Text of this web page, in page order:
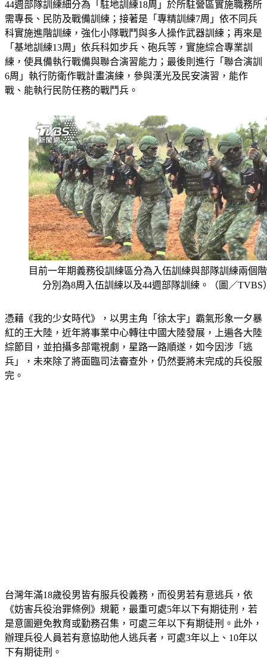
44週部隊訓練細分為「駐地訓練18周」於所駐營區實施職務所
需專長、民防及戰備訓練；接著是「專精訓練7周」依不同兵
科實施進階訓練，強化小隊戰鬥與多人操作武器訓練；再來是
「基地訓練13周」依兵科如步兵、砲兵等，實施綜合專業訓
練，使具備執行戰備與聯合演習能力；最後則進行「聯合演訓
6周」執行防衛作戰計畫演練，參與漢光及民安演習，能作
目前一年期義務役訓練區分為入伍訓練與部隊訓練兩個
憑藉《我的少女時代》，以男主角「徐太宇」霸氣形象一夕暴
紅的王大陸，近年將事業中心轉往中國大陸發展，上遍各大陸
綜節目，並拍攝多部電視劇，星路一路順遂，如今因涉「逃
兵」，未來除了將面臨司法審查外，仍然要將未完成的兵役服
台灣年滿18歲役男皆有服兵役義務，而役男若有意逃兵，依
《妨害兵役治罪條例》規範，最重可處5年以下有期徒刑，若
是意圖避免教育或勤務召集，可處三年以下有期徒刑。此外，
辦理兵役人員若有意協助他人逃兵者，可處3年以上、10年以